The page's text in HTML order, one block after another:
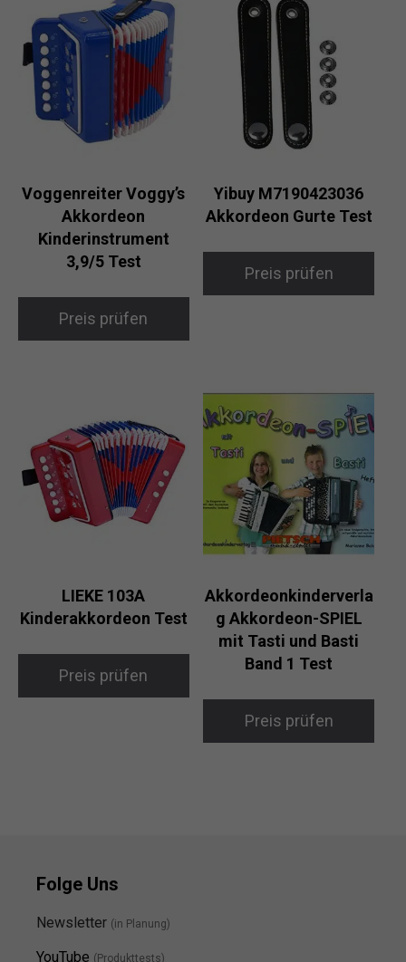
Voggenreiter Voggy’s
Akkordeon
Kinderinstrument
3,9/5 Test
Preis prüfen
Yibuy M7190423036
Akkordeon Gurte Test
Preis prüfen
LIEKE 103A
Kinderakkordeon Test
Preis prüfen
Akkordeonkinderverla
g Akkordeon-SPIEL
mit Tasti und Basti
Band 1 Test
Preis prüfen
Folge Uns
Newsletter (in Planung)
YouTube (Produkttests)